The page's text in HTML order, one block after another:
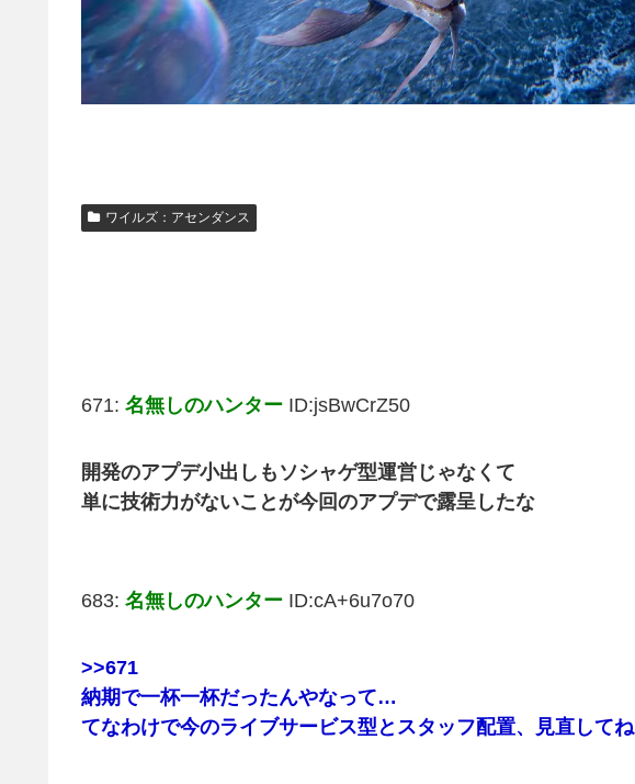
ワイルズ：アセンダンス
671: 名無しのハンター ID:jsBwCrZ50
開発のアプデ小出しもソシャゲ型運営じゃなくて
単に技術力がないことが今回のアプデで露呈したな
683: 名無しのハンター ID:cA+6u7o70
>>671
納期で一杯一杯だったんやなって…
てなわけで今のライブサービス型とスタッフ配置、見直してね